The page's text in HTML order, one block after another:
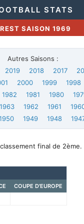
STATS
SAISON 1969
Autres Saisons :
2019 2018 2017
2000 1999 1998
1982 1981 1980
1963 1962 1961
1949 1948
final de
COUPE D'EUROPE